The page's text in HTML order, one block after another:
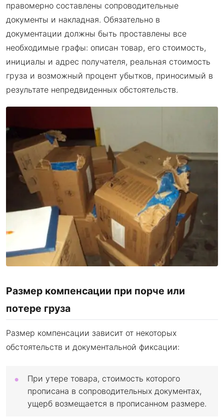
правомерно составлены сопроводительные
документы и накладная. Обязательно в
документации должны быть проставлены все
необходимые графы: описан товар, его стоимость,
инициалы и адрес получателя, реальная стоимость
груза и возможный процент убытков, приносимый в
результате непредвиденных обстоятельств.
Размер компенсации при порче или
потере груза
Размер компенсации зависит от некоторых
обстоятельств и документальной фиксации:
При утере товара, стоимость которого
прописана в сопроводительных документах,
ущерб возмещается в прописанном размере.